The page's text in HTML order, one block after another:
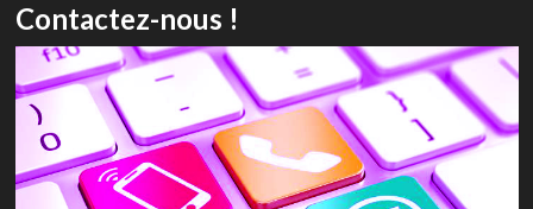
Contactez-nous !